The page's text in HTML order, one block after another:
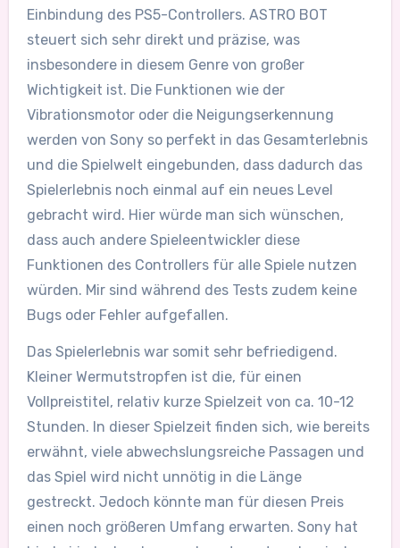
Einbindung des PS5-Controllers. ASTRO BOT
steuert sich sehr direkt und präzise, was
insbesondere in diesem Genre von großer
Wichtigkeit ist. Die Funktionen wie der
Vibrationsmotor oder die Neigungserkennung
werden von Sony so perfekt in das Gesamterlebnis
und die Spielwelt eingebunden, dass dadurch das
Spielerlebnis noch einmal auf ein neues Level
gebracht wird. Hier würde man sich wünschen,
dass auch andere Spieleentwickler diese
Funktionen des Controllers für alle Spiele nutzen
würden. Mir sind während des Tests zudem keine
Bugs oder Fehler aufgefallen.
Das Spielerlebnis war somit sehr befriedigend.
Kleiner Wermutstropfen ist die, für einen
Vollpreistitel, relativ kurze Spielzeit von ca. 10-12
Stunden. In dieser Spielzeit finden sich, wie bereits
erwähnt, viele abwechslungsreiche Passagen und
das Spiel wird nicht unnötig in die Länge
gestreckt. Jedoch könnte man für diesen Preis
einen noch größeren Umfang erwarten. Sony hat